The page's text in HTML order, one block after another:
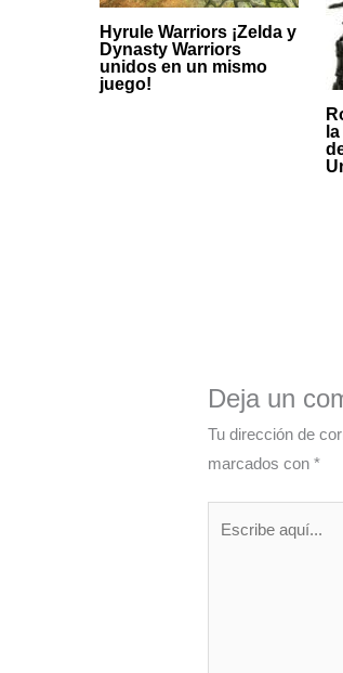
Hyrule Warriors ¡Zelda y
Dynasty Warriors
unidos en un mismo
juego!
Deja un
Tu dirección de
marcados con*